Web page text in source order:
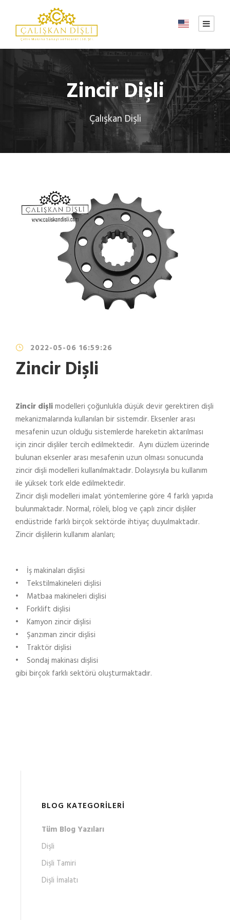
Zincir Dişli
Çalışkan Dişli
2022-05-06 16:59:26
Zincir Dişli
Zincir dişlimodelleri çoğunlukla düşük devir gerektiren dişli
mekanizmalarında kullanılan bir sistemdir. Eksenler arası
mesafenin uzun olduğu sistemlerde hareketin aktarılması
için zincir dişliler tercih edilmektedir. Aynı düzlem üzerinde
bulunan eksenler arası mesafenin uzun olması sonucunda
zincir dişli modelleri kullanılmaktadır. Dolayısıyla bu kullanım
ile yüksek tork elde edilmektedir.
Zincir dişli modelleri imalat yöntemlerine göre 4 farklı yapıda
bulunmaktadır. Normal, röleli, blog ve çaplı zincir dişliler
endüstride farklı birçok sektörde ihtiyaç duyulmaktadır.
Zincir dişlilerin kullanım alanları;
• İş makinaları dişlisi
• Tekstilmakineleri dişlisi
• Matbaa makineleri dişlisi
• Forklift dişlisi
• Kamyon zincir dişlisi
• Şanzıman zincir dişlisi
• Traktör dişlisi
• Sondaj makinası dişlisi
gibi birçok farklı sektörü oluşturmaktadır.
BLOG KATEGORILERI
Tüm Blog Yazıları
Dişli
Dişli Tamiri
Dişli İmalatı